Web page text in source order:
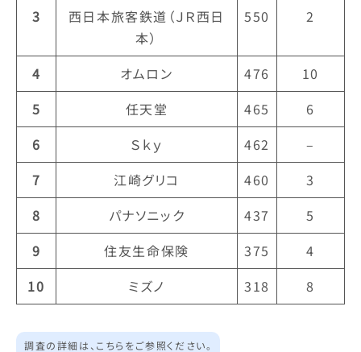
3
西日本旅客鉄道（ＪＲ西日
本）
550 2
4 オムロン 476
10
5
任天堂 465
6
6
Ｓｋｙ 462
–
7
江崎グリコ 460
3
8
パナソニック 437
5
9
住友生命保険 375
4
10
ミズノ 318 8
調査の詳細は、こちらをご参照ください。